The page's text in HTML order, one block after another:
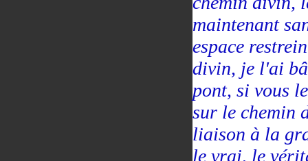
maintenant
espace
divin, je l'ai
pont, si vous
sur le chemin
liaison à la
le vrai, le